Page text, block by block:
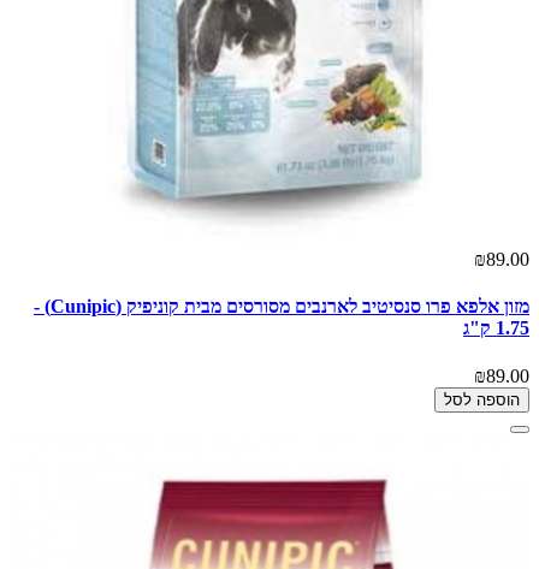
₪89.00
מזון אלפא פרו סנסיטיב לארנבים מסורסים מבית קוניפיק (Cunipic) -
1.75 ק"ג
₪89.00
הוספה לסל